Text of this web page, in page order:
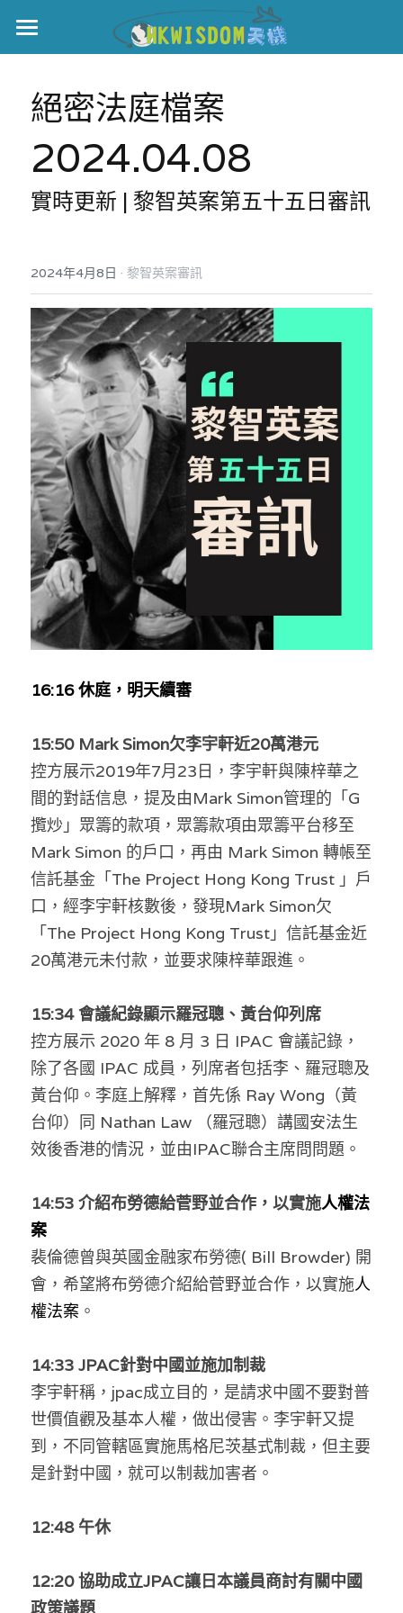
主頁
世界盃
伊美戰爭
黎智英案
美西媒體謊言實錄
宏福‧革新
宏福苑聽證會
宏福火災正視聽
記錄．宏福苑火災
港聞
中國
國際
娛樂
反華推手你要知
反華推手懶人包
民主派騙案十式
反華推手起底
美西霸凌內幕
美西極權主義
真相直擊
KOL 專欄
林淑芳專欄
屈穎妍專欄
朱庭萱專欄
莫綺琪專欄
黃萬成專欄
高松傑專欄
林伯強專欄
馮煒光專欄
趙處機專欄
KOL 精選
曾子晴 - 晴深直說
龔靜儀大律師專欄
陳貴春大律師專欄
陳子遷律師專欄
汪明欣專欄
張美雄專欄
莊豪鋒專欄
香港科技專上書院｜專欄
絕密法庭檔案
醫院口岸爆炸案
屠龍小隊案
黎智英案審訊
支聯會案
35+顛覆案
生活
吃喝玩指南
休閒好介紹
親子
花生仔漫畫週記
關於我們
人才招聘
投稿熱線
商戶合作
支持讚助
條款及細則
關於我們
搜索
繁體中文
繁體中文
English
絕密法庭檔案
2024.04.08
實時更新 | 黎智英案第五十五日審訊
2024年4月8日 · 黎智英案審訊
16:16 休庭，明天續審
15:50 Mark Simon欠李宇軒近20萬港元
控方展示2019年7月23日，李宇軒與陳梓華之
間的對話信息，提及由Mark Simon管理的「G
攬炒」眾籌的款項，眾籌款項由眾籌平台移至
Mark Simon 的戶口，再由 Mark Simon 轉帳至
信託基金「The Project Hong Kong Trust 」戶
口，經李宇軒核數後，發現Mark Simon欠
「The Project Hong Kong Trust」信託基金近
20萬港元未付款，並要求陳梓華跟進。
15:34 會議紀錄顯示羅冠聰、黃台仰列席
控方展示 2020 年 8 月 3 日 IPAC 會議記錄，
除了各國 IPAC 成員，列席者包括李、羅冠聰及
黃台仰。李庭上解釋，首先係 Ray Wong（黃
台仰）同 Nathan Law （羅冠聰）講國安法生
效後香港的情況，並由IPAC聯合主席問問題。
14:53 介紹布勞德給菅野並合作 ，以實施人權法
案
裴倫德曾與英國金融家布勞德( Bill Browder) 開
會，希望將布勞德介紹給菅野並合作， 以實施人
權法案 。
14:33 JPAC針對中國並施加制裁
李宇軒稱，jpac成立目的，是請求中國不要對普
世價值觀及基本人權，做出侵害。李宇軒又提
到，不同管轄區實施馬格尼茨基式制裁，但主要
是針對中國，就可以制裁加害者。
12:48 午休
12:20 協助成立JPAC讓日本議員商討有關中國
政策議題